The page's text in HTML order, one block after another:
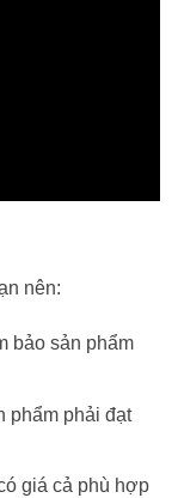
nên:
bảo sản phẩm
phẩm phải đạt
giá cả phù hợp